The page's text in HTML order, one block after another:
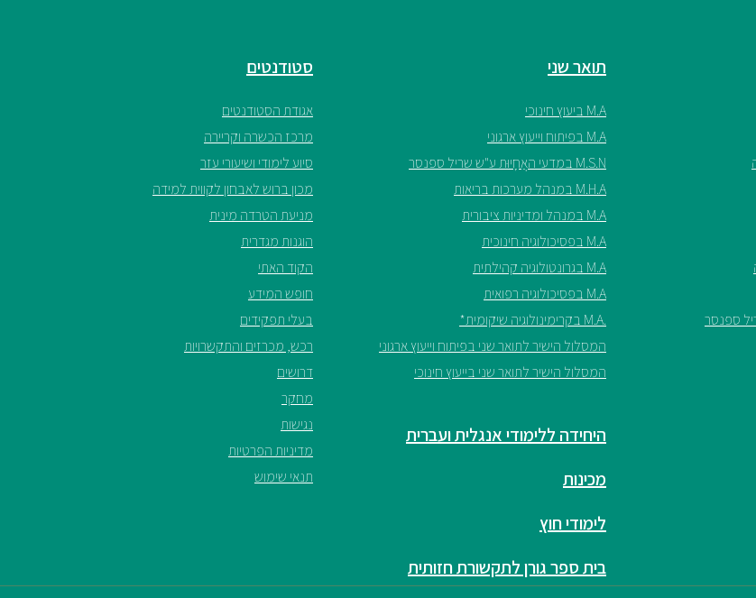
תואר שני
M.A ביעוץ חינוכי
M.A בפיתוח וייעוץ ארגוני
M.S.N במדעי האֲחָיוּת ע"ש שריל ספנסר
M.H.A במנהל מערכות בריאות
M.A במנהל ומדיניות ציבורית
M.A בפסיכולוגיה חינוכית
M.A בגרונטולוגיה קהילתית
M.A בפסיכולוגיה רפואית
.M.A בקרימינולוגיה שיקומית*
המסלול הישיר לתואר שני בפיתוח וייעוץ ארגוני
המסלול הישיר לתואר שני בייעוץ חינוכי
היחידה ללימודי אנגלית ועברית
מכינות
לימודי חוץ
בית ספר גורן לתקשורת חזותית
סטודנטים
אגודת הסטודנטים
מרכז הכשרה וקריירה
סיוע לימודי ושיעורי עזר
מכון ברוש לאבחון לקווית למידה
מניעת הטרדה מינית
הוגנות מגדרית
הקוד האתי
חופש המידע
בעלי תפקידים
רכש, מכרזים והתקשרויות
דרושים
מחקר
נגישות
מדיניות הפרטיות
תנאי שימוש